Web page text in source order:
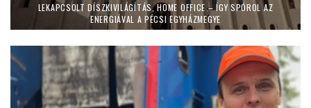
LEKAPCSOLT DÍSZKIVILÁGÍTÁS, HOME OFFICE – ÍGY SPÓROL AZ
ENERGIÁVAL A PÉCSI EGYHÁZMEGYE